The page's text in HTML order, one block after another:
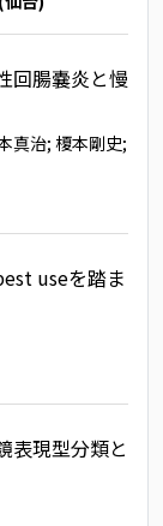
回腸嚢炎と慢
真治; 榎本剛史;
useを踏ま
表現型分類と